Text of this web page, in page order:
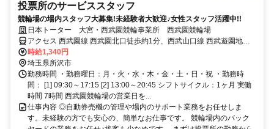
投票所のサービススタッフ
競輪場の場内スタッフ大募集!未経験者大歓迎♪女性スタッフ活躍中!!
日本トーター 大宮・西武園競輪事業所 西武園競輪場
アクセス 西武園線 西武園北口徒歩約1分、西武山口線 西武遊園地南
口徒歩約9分、西武多摩湖線 西武遊園地南口徒歩約9分
時給1,340円
埼玉県所沢市
勤務時間 ・勤務曜日：月・火・水・木・金・土・日・祝 ・勤務時
間： [1] 09:30～17:15 [2] 13:00～20:45 シフトサイクル：1ヶ月 実働
時間 7時間 西武園競輪場の営業日を...
仕事内容 ◎自動券売機の管理や場内のサポート業務をお任せしま
す。未経験の方でも安心の、簡単なお仕事です。 競輪場内のバック